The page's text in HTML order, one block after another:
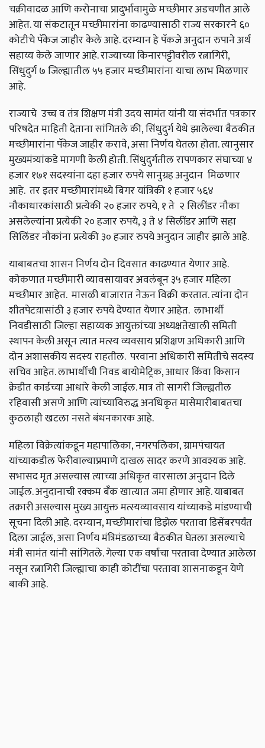
चक्रीवादळ आणि करोनाचा प्रादुर्भावामुळे मच्छीमार अडचणीत आले
आहेत. या संकटातून मच्छीमारांना काढण्यासाठी राज्य सरकारने ६०
कोटीचे पॅकेज जाहीर केले आहे. दरम्यान हे पॅकजे अनुदान रुपाने अर्थ
सहाय्य केले जाणार आहे. राज्याच्या किनारपट्टीवरील रत्नागिरी,
सिंधुदुर्ग ७ जिल्ह्यातील ५५ हजार मच्छीमारांना याचा लाभ मिळणार
आहे.
राज्याचे उच्च व तंत्र शिक्षण मंत्री उदय सामंत यांनी या संदर्भात पत्रकार
परिषदेत माहिती देताना सांगितले की,सिंधुदुर्ग येथे झालेल्या बैठकीत
मच्छीमारांना पॅकेज जाहीर करावे,असा निर्णय घेतला होता. त्यानुसार
मुख्यमंत्र्यांकडे मागणी केली होती. सिंधुदुर्गतील रापणकार संघाच्या ४
हजार १७१ सदस्यांना दहा हजार रुपये सानुग्रह अनुदान मिळणार
आहे. तर इतर मच्छीमारांमध्ये बिगर यांत्रिकी १ हजार ५६४
नौकाधारकांसाठी प्रत्येकी २० हजार रुपये,१ ते २ सिलींडर नौका
असलेल्यांना प्रत्येकी २० हजार रुपये,३ ते ४ सिलींडर आणि सहा
सिलिंडर नौकांना प्रत्येकी ३० हजार रुपये अनुदान जाहीर झाले आहे.
याबाबतचा शासन निर्णय दोन दिवसात काढण्यात येणार आहे.
कोकणात मच्छीमारी व्यावसायावर अवलंबून ३५ हजार महिला
मच्छीमार आहेत. मासळी बाजारात नेऊन विक्री करतात. त्यांना दोन
शीतपेटय़ासांठी ३ हजार रुपये देण्यात येणार आहेत. लाभार्थी
निवडीसाठी जिल्हा सहाय्यक आयुक्तांच्या अध्यक्षतेखाली समिती
स्थापन केली असून त्यात मत्स्य व्यवसाय प्रशिक्षण अधिकारी आणि
दोन अशासकीय सदस्य राहतील. परवाना अधिकारी समितीचे सदस्य
सचिव आहेत. लाभार्थीची निवड बायोमेट्रिक,आधार किंवा किसान
क्रेडीत कार्डच्या आधारे केली जाईल. मात्र तो सागरी जिल्ह्यतील
रहिवासी असणे आणि त्यांच्याविरुद्ध अनधिकृत मासेमारीबाबतचा
कुठलाही खटला नसते बंधनकारक आहे.
महिला विक्रेत्यांकडून महापालिका,नगरपलिका,ग्रामपंचायत
यांच्याकडील फेरीवाल्याप्रमाणे दाखल सादर करणे आवश्यक आहे.
सभासद मृत असल्यास त्याच्या अधिकृत वारसाला अनुदान दिले
जाईल. अनुदानाची रक्कम बँक खात्यात जमा होणार आहे. याबाबत
तक्रारी असल्यास मुख्य आयुक्त मत्स्यव्यावसाय यांच्याकडे मांडण्याची
सूचना दिली आहे.दरम्यान,मच्छीमारांचा डिझेल परतावा डिसेंबरपर्यंत
दिला जाईल,असा निर्णय मंत्रिमंडळाच्या बैठकीत घेतला असल्याचे
मंत्री सामंत यांनी सांगितले. गेल्या एक वर्षांचा परतावा देण्यात आलेला
नसून रत्नागिरी जिल्ह्याचा काही कोटींचा परतावा शासनाकडून येणे
बाकी आहे.